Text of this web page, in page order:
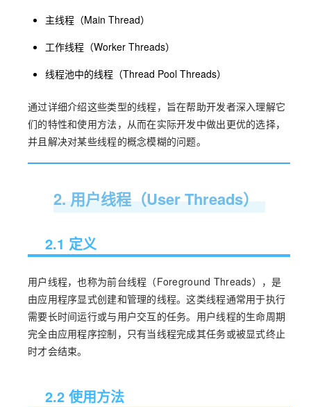
主线程（Main Thread）
工作线程（Worker Threads）
线程池中的线程（Thread Pool Threads）
通过详细介绍这些类型的线程，旨在帮助开发者深入理解它
们的特性和使用方法，从而在实际开发中做出更优的选择，
并且解决对某些线程的概念模糊的问题。
2. 用户线程（User Threads）
2.1 定义
用户线程，也称为前台线程（Foreground Threads），是
由应用程序显式创建和管理的线程。这类线程通常用于执行
需要长时间运行或与用户交互的任务。用户线程的生命周期
完全由应用程序控制，只有当线程完成其任务或被显式终止
时才会结束。
2.2 使用方法